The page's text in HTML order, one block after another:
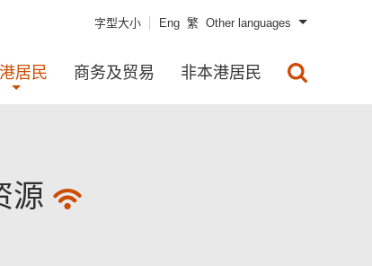
字型大小 Eng 繁 Other languages
居民 商务及贸易 非本港居民
源